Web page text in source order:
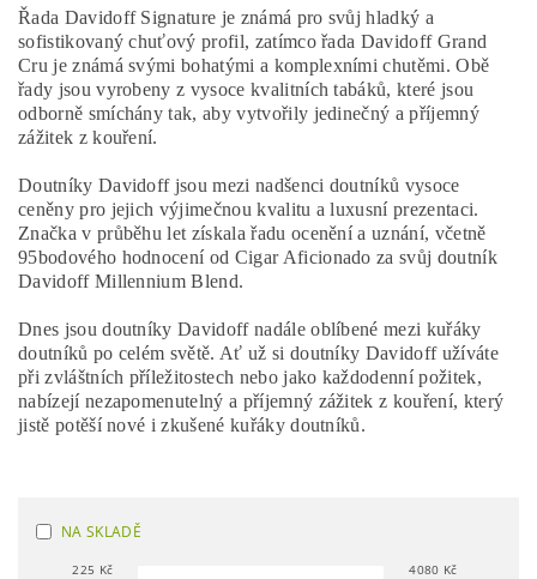
Řada Davidoff Signature je známá pro svůj hladký a
sofistikovaný chuťový profil, zatímco řada Davidoff Grand
Cru je známá svými bohatými a komplexními chutěmi. Obě
řady jsou vyrobeny z vysoce kvalitních tabáků, které jsou
odborně smíchány tak, aby vytvořily jedinečný a příjemný
zážitek z kouření.
Doutníky Davidoff jsou mezi nadšenci doutníků vysoce
ceněny pro jejich výjimečnou kvalitu a luxusní prezentaci.
Značka v průběhu let získala řadu ocenění a uznání, včetně
95bodového hodnocení od Cigar Aficionado za svůj doutník
Davidoff Millennium Blend.
Dnes jsou doutníky Davidoff nadále oblíbené mezi kuřáky
doutníků po celém světě. Ať už si doutníky Davidoff užíváte
při zvláštních příležitostech nebo jako každodenní požitek,
nabízejí nezapomenutelný a příjemný zážitek z kouření, který
jistě potěší nové i zkušené kuřáky doutníků.
NA SKLADĚ
225 Kč 4080 Kč